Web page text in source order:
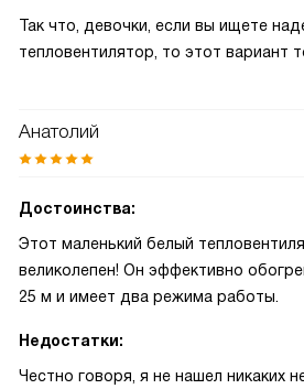
Так что, девочки, если вы ищете
тепловентилятор, то этот вариант
Анатолий
Достоинства:
Этот маленький белый
великолепен! Он эффективно
25 м и имеет два режима работы.
Недостатки:
Честно говоря, я не нашел никаких